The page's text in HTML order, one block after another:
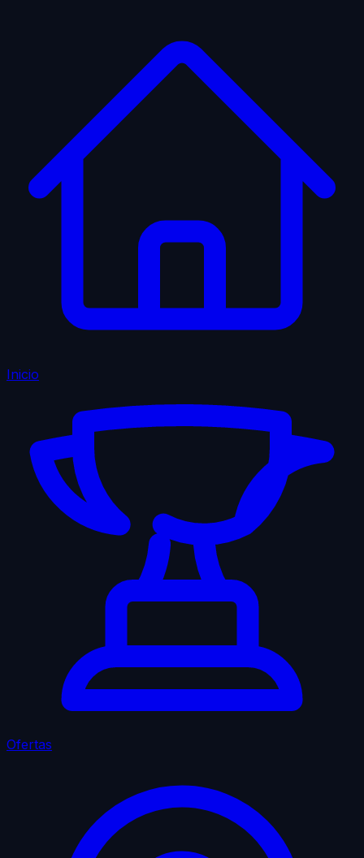
Inicio
Ofertas